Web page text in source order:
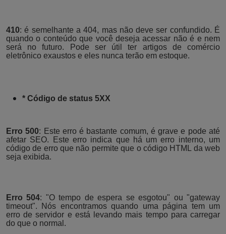
410: é semelhante a 404, mas não deve ser confundido. É
quando o conteúdo que você deseja acessar não é e nem
será no futuro. Pode ser útil ter artigos de comércio
eletrônico exaustos e eles nunca terão em estoque.
* Código de status 5XX
Erro 500: Este erro é bastante comum, é grave e pode até
afetar SEO. Este erro indica que há um erro interno, um
código de erro que não permite que o código HTML da web
seja exibida.
Erro 504: "O tempo de espera se esgotou" ou "gateway
timeout". Nós encontramos quando uma página tem um
erro de servidor e está levando mais tempo para carregar
do que o normal.